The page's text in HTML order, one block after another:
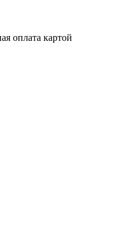
оплата картой